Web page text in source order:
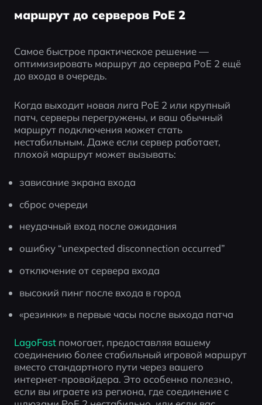
маршрут до серверов PoE 2
Самое быстрое практическое решение —
оптимизировать маршрут до сервера PoE 2 ещё
до входа в очередь.
Когда выходит новая лига PoE 2 или крупный
патч, серверы перегружены, и ваш обычный
маршрут подключения может стать
нестабильным. Даже если сервер работает,
плохой маршрут может вызывать:
зависание экрана входа
сброс очереди
неудачный вход после ожидания
ошибку “unexpected disconnection occurred”
отключение от сервера входа
высокий пинг после входа в город
«резинки» в первые часы после выхода патча
LagoFast помогает, предоставляя вашему
соединению более стабильный игровой маршрут
вместо стандартного пути через вашего
интернет-провайдера. Это особенно полезно,
если вы играете из региона, где соединение с